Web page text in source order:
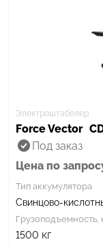
Электроштабелер
Force Vector
Под заказ
Цена по
Тип аккумулятора
Свинцово-
Грузоподъемность,
1500 кг